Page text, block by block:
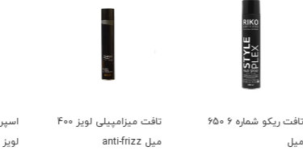
تافت میزامپیلی لویز 400
میل anti-frizz
اسپری نگهدارنده حالت مو
لویز مخصوص شینیون